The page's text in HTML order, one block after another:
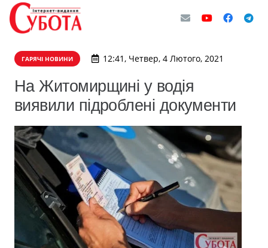
ГАРЯЧІ НОВИНИ 12:41, Четвер, 4 Лютого, 2021
На Житомирщині у водія
виявили підроблені документи